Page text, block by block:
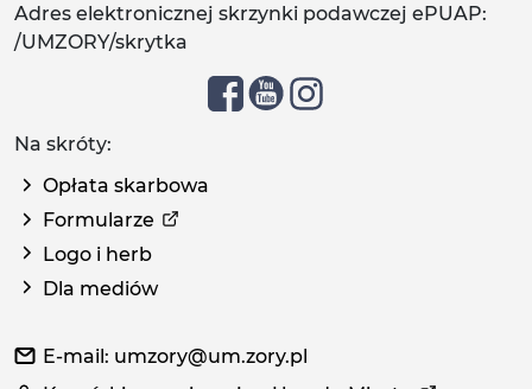
Adres elektronicznej skrzynki podawczej ePUAP:
/UMZORY/skrytka
Na skróty:
Opłata skarbowa
Formularze
Logo i herb
Dla mediów
E-mail: umzory@um.zory.pl